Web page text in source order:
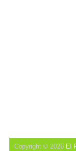
Copyright © 2026 El